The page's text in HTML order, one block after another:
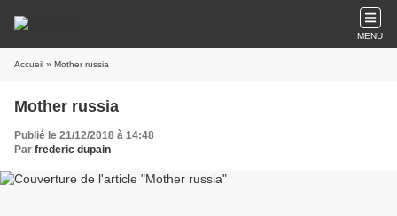
MENU
Accueil » Mother russia
Mother russia
Publié le 21/12/2018 à 14:48
Par frederic dupain